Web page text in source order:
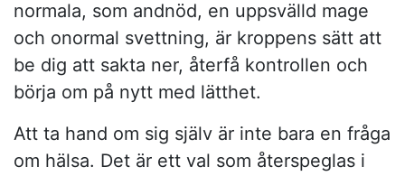
normala, som andnöd, en uppsvälld mage
och onormal svettning, är kroppens sätt att
be dig att sakta ner, återfå kontrollen och
börja om på nytt med lätthet.
Att ta hand om sig själv är inte bara en fråga
om hälsa. Det är ett val som återspeglas i